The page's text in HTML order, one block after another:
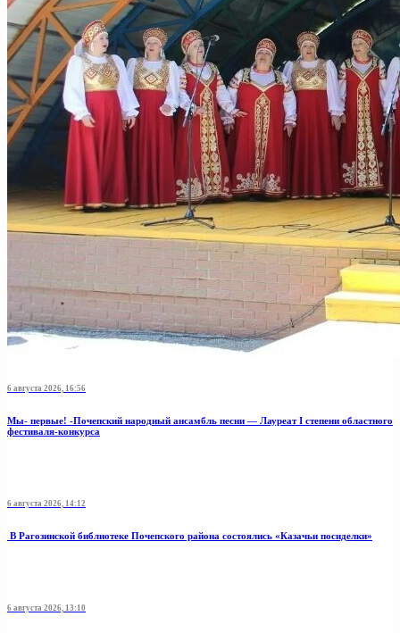
6 августа 2026, 16:56
Мы- первые! -Почепский народный ансамбль песни — Лауреат I степени областного
фестиваля-конкурса
6 августа 2026, 14:12
В Рагозинской библиотеке Почепского района состоялись «Казачьи посиделки»
6 августа 2026, 13:10